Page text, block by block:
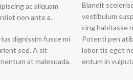
ac aliquam
non ante a.
dignissim fusce mi
sed. A sit
at malesuada.
Blandit
vestibulum
cing habitasse
Potenti pen
lobor tis eget
entum in